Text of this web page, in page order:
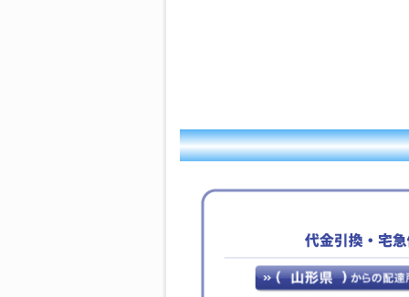
お願い致します。
は、1月5日より順次ご対
ご迷惑をお掛けいたします
が、何卒ご了承くださいま
すよう宜しくお願い申し上